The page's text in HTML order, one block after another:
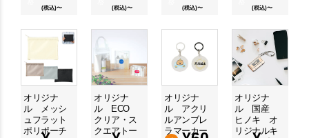
(税込)〜 (税込)〜 (税込)〜 (税込)〜
オリジナ
ル メッシ
ュフラット
ポリポーチ
オリジナ
ル ECO
クリア・ス
クエアトー
オリジナ
ル アクリ
ルアンブレ
ラマーカー
オリジナ
ル 国産
ヒノキ オ
リジナルキ